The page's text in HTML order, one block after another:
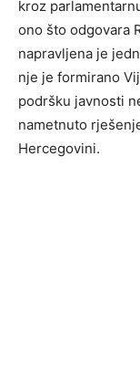
kroz
ono što odgovara
napravljena je
nje je formirano
podršku javnosti
nametnuto
Hercegovini.